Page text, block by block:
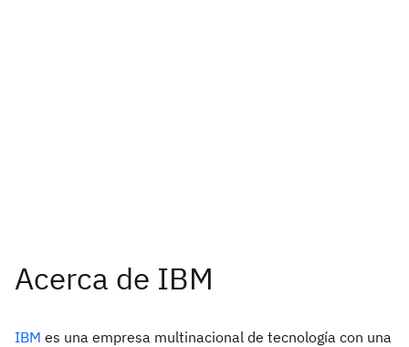
IBM es una empresa multinacional de tecnología con una